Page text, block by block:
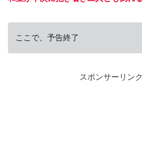
ここで、予告終了
スポンサーリンク